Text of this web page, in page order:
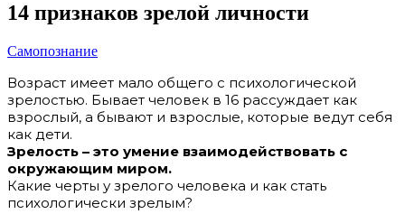
14 признаков зрелой личности
Самопознание
Возраст имеет мало общего с психологической
зрелостью. Бывает человек в 16 рассуждает как
взрослый, а бывают и взрослые, которые ведут себя
как дети.
Зрелость – это умение взаимодействовать с
окружающим миром.
Какие черты у зрелого человека и как стать
психологически зрелым?